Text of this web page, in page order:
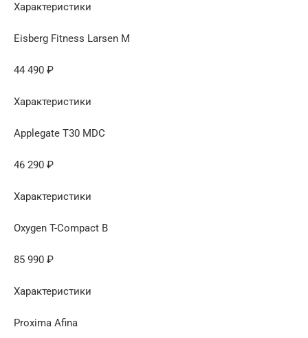
Характеристики
Eisberg Fitness Larsen M
44 490 ₽
Характеристики
Applegate T30 MDC
46 290 ₽
Характеристики
Oxygen T-Compact B
85 990 ₽
Характеристики
Proxima Afina